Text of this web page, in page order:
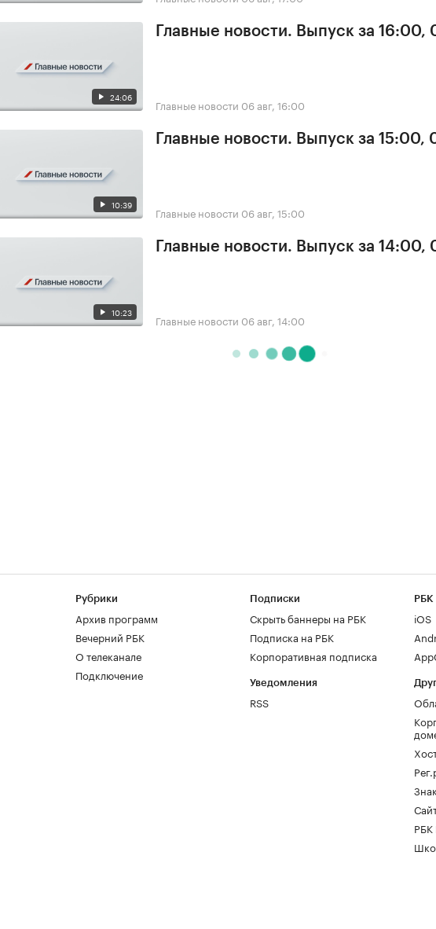
24:06
Главные новости. Выпуск за
Главные новости 06 авг, 16:00
10:39
Главные новости. Выпуск за
Главные новости 06 авг, 15:00
10:23
Главные новости. Выпуск за
Главные новости 06 авг, 14:00
Рубрики
Архив программ
Вечерний РБК
О телеканале
Подключение
Подписки
Скрыть баннеры на РБК
Подписка на РБК
Корпоративная подписка
Уведомления
RSS
РБК
iOS
РБК